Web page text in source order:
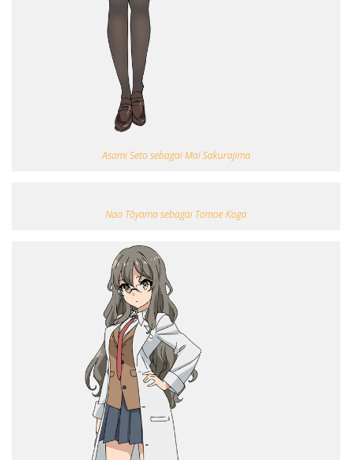
Asami Seto sebagai Mai Sakurajima
Nao Tōyama sebagai Tomoe Koga